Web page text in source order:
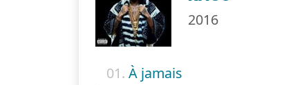
2016
01. À jamais